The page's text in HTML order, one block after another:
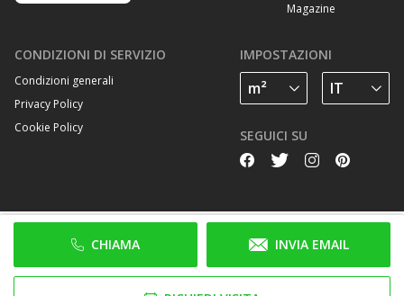
CHIAMA INVIA EMAIL
Magazine
CONDIZIONI DI SERVIZIO
Condizioni generali
Privacy Policy
Cookie Policy
IMPOSTAZIONI
SEGUICI SU